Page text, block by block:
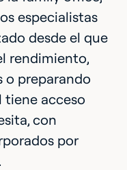
especialistas
desde el que
rendimiento,
o preparando
tiene acceso
con
por